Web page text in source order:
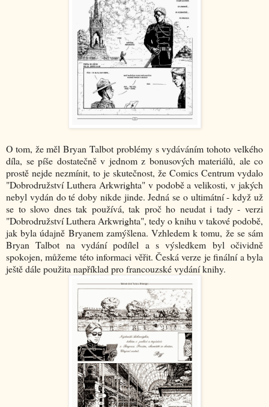
O tom, že měl Bryan Talbot problémy s vydáváním tohoto velkého
díla, se píše dostatečně v jednom z bonusových materiálů, ale co
prostě nejde nezmínit, to je skutečnost, že Comics Centrum vydalo
"Dobrodružství Luthera Arkwrighta" v podobě a velikosti, v jakých
nebyl vydán do té doby nikde jinde. Jedná se o ultimátní - když už
se to slovo dnes tak používá, tak proč ho neudat i tady - verzi
"Dobrodružství Luthera Arkwrighta", tedy o knihu v takové podobě,
jak byla údajně Bryanem zamýšlena. Vzhledem k tomu, že se sám
Bryan Talbot na vydání podílel a s výsledkem byl očividně
spokojen, můžeme této informaci věřit. Česká verze je finální a byla
ještě dále použita například pro francouzské vydání knihy.